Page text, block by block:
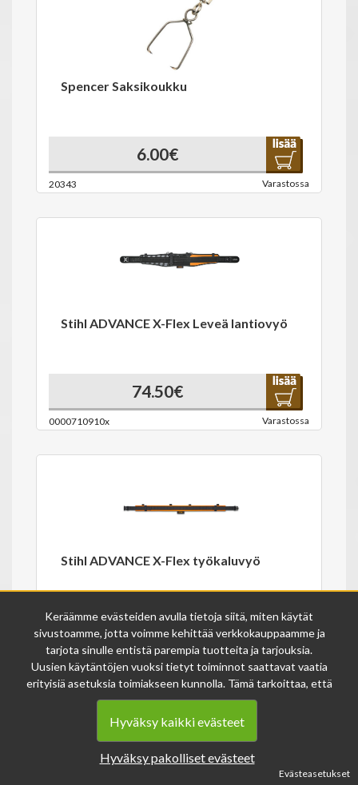
Spencer Saksikoukku
6.00€
20343 Varastossa
Stihl ADVANCE X-Flex Leveä lantiovyö
74.50€
0000710910x Varastossa
Stihl ADVANCE X-Flex työkaluvyö
43.00€
0000798240x Varastossa
Keräämme evästeiden avulla tietoja siitä, miten käytät
sivustoamme, jotta voimme kehittää verkkokauppaamme ja
tarjota sinulle entistä parempia tuotteita ja tarjouksia.
Uusien käytäntöjen vuoksi tietyt toiminnot saattavat vaatia
erityisiä asetuksia toimiakseen kunnolla. Tämä tarkoittaa, että
joissakin tapauksissa anonymisoidut tiedot voivat kertyä,
vaikka olisit kieltänyt evästeiden käytön. Näitä tietoja
käytetään ainoastaan palvelumme parantamiseen, eikä niistä
Voit muuttaa evästeasetuksiasi milloin tahansa sivun
Hyväksy kaikki evästeet
Hyväksy pakolliset evästeet
Evästeasetukset